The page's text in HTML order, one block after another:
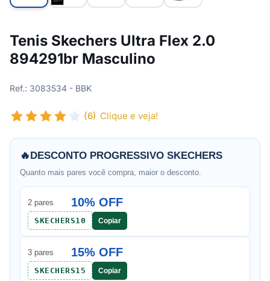
Tenis Skechers Ultra Flex 2.0
894291br Masculino
Ref.: 3083534 - BBK
(6) Clique e veja!
🔥DESCONTO PROGRESSIVO SKECHERS
Quanto mais pares você compra, maior o desconto.
2 pares 10% OFF
SKECHERS10 Copiar
3 pares 15% OFF
SKECHERS15 Copiar